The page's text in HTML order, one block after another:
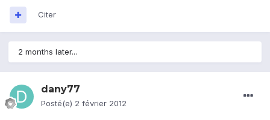
Citer
2 months later...
dany77
Posté(e) 2 février 2012